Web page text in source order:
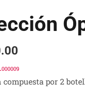
compuesta por 2